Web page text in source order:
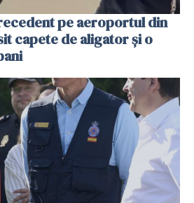
pe aeroportul din
capete de aligator și o